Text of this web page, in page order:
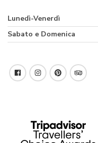
Lunedì-Venerdì
Sabato e Domenica